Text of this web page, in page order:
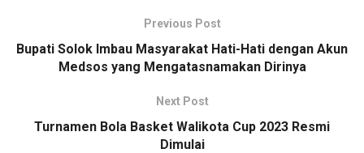
Previous Post
Bupati Solok Imbau Masyarakat Hati-Hati dengan Akun
Medsos yang Mengatasnamakan Dirinya
Next Post
Turnamen Bola Basket Walikota Cup 2023 Resmi
Dimulai